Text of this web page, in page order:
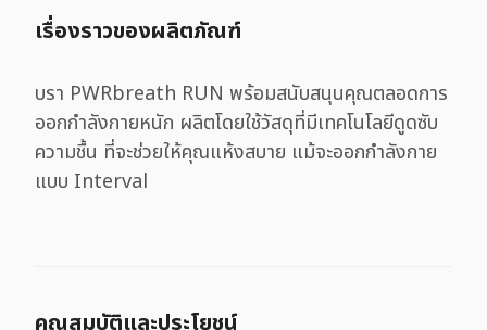
เรื่องราวของผลิตภัณฑ์
บรา PWRbreath RUN พร้อมสนับสนุนคุณตลอดการ
ออกกําลังกายหนัก ผลิตโดยใช้วัสดุที่มีเทคโนโลยีดูดซับ
ความชื้น ที่จะช่วยให้คุณแห้งสบาย แม้จะออกกำลังกาย
แบบ Interval